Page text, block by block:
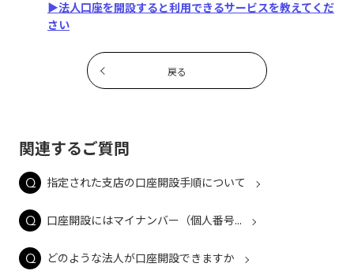
▶法人口座を開設すると利用できるサービスを教えてくだ
さい
戻る
関連するご質問
指定された支店の口座開設手順について
口座開設にはマイナンバー（個人番号...
どのような法人が口座開設できますか